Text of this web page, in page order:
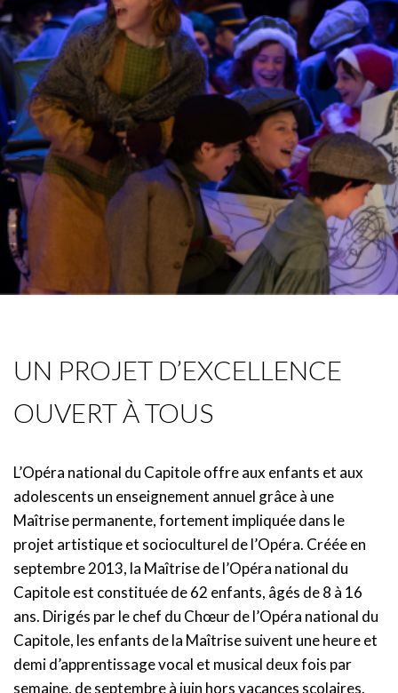
UN PROJET D’EXCELLENCE
OUVERT À TOUS
L’Opéra national du Capitole offre aux enfants et aux
adolescents un enseignement annuel grâce à une
Maîtrise permanente, fortement impliquée dans le
projet artistique et socioculturel de l’Opéra. Créée en
septembre 2013, la Maîtrise de l’Opéra national du
Capitole est constituée de 62 enfants, âgés de 8 à 16
ans. Dirigés par le chef du Chœur de l’Opéra national du
Capitole, les enfants de la Maîtrise suivent une heure et
demi d’apprentissage vocal et musical deux fois par
semaine, de septembre à juin hors vacances scolaires.